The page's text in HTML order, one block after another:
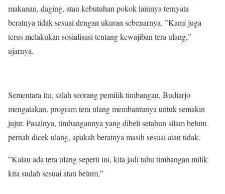
makanan, daging, atau kebutuhan pokok lainnya ternyata
beratnya tidak sesuai dengan ukuran sebenarnya. ”Kami juga
terus melakukan sosialisasi tentang kewajiban tera ulang,”
ujarnya.
Sementara itu, salah seorang pemilik timbangan, Budiarjo
mengatakan, program tera ulang membantunya untuk semakin
jujur. Pasalnya, timbangannya yang dibeli setahun silam belum
pernah dicek ulang, apakah beratnya masih sesuai atau tidak.
”Kalau ada tera ulang seperti ini, kita jadi tahu timbangan milik
kita sudah sesuai atau belum,”